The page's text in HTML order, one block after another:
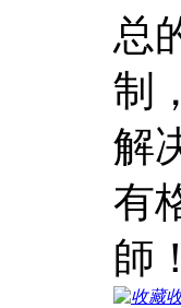
总
制
解
有
師！